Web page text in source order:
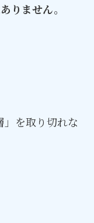
りません。
」を取り切れな